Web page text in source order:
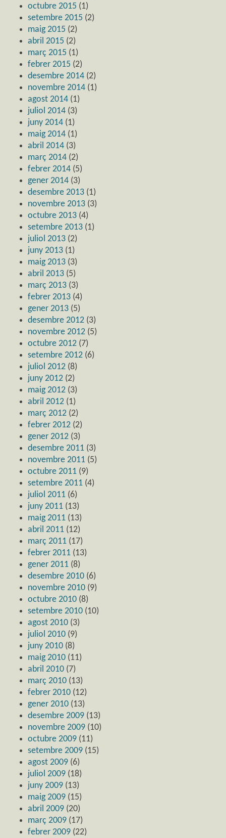
octubre 2015 (1)
setembre 2015 (2)
maig 2015 (2)
abril 2015 (2)
març 2015 (1)
febrer 2015 (2)
desembre 2014 (2)
novembre 2014 (1)
agost 2014 (1)
juliol 2014 (3)
juny 2014 (1)
maig 2014 (1)
abril 2014 (3)
març 2014 (2)
febrer 2014 (5)
gener 2014 (3)
desembre 2013 (1)
novembre 2013 (3)
octubre 2013 (4)
setembre 2013 (1)
juliol 2013 (2)
juny 2013 (1)
maig 2013 (3)
abril 2013 (5)
març 2013 (3)
febrer 2013 (4)
gener 2013 (5)
desembre 2012 (3)
novembre 2012 (5)
octubre 2012 (7)
setembre 2012 (6)
juliol 2012 (8)
juny 2012 (2)
maig 2012 (3)
abril 2012 (1)
març 2012 (2)
febrer 2012 (2)
gener 2012 (3)
desembre 2011 (3)
novembre 2011 (5)
octubre 2011 (9)
setembre 2011 (4)
juliol 2011 (6)
juny 2011 (13)
maig 2011 (13)
abril 2011 (12)
març 2011 (17)
febrer 2011 (13)
gener 2011 (8)
desembre 2010 (6)
novembre 2010 (9)
octubre 2010 (8)
setembre 2010 (10)
agost 2010 (3)
juliol 2010 (9)
juny 2010 (8)
maig 2010 (11)
abril 2010 (7)
març 2010 (13)
febrer 2010 (12)
gener 2010 (13)
desembre 2009 (13)
novembre 2009 (10)
octubre 2009 (11)
setembre 2009 (15)
agost 2009 (6)
juliol 2009 (18)
juny 2009 (13)
maig 2009 (15)
abril 2009 (20)
març 2009 (17)
febrer 2009 (22)